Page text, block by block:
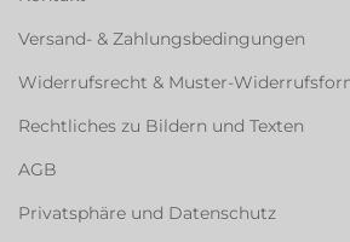
Versand- & Zahlungsbedingungen
Widerrufsrecht & Muster-
Rechtliches zu Bildern und Texten
AGB
Privatsphäre und Datenschutz